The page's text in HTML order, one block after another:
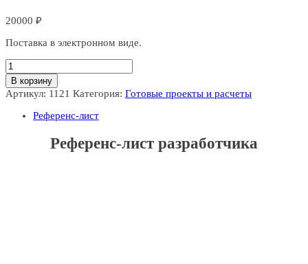
20000 ₽
Поставка в электронном виде.
Количество
товара
Проект
спринклерного
В корзину
Артикул: 1121 Категория: Готовые проекты и расчеты
Референс-лист
Референс-лист разработчика